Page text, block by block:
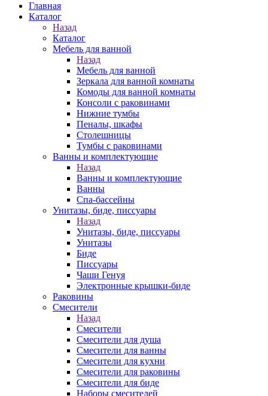
Главная
Каталог
Назад
Каталог
Мебель для ванной
Назад
Мебель для ванной
Зеркала для ванной комнаты
Комоды для ванной комнаты
Консоли с раковинами
Нижние тумбы
Пеналы, шкафы
Столешницы
Тумбы с раковинами
Ванны и комплектующие
Назад
Ванны и комплектующие
Ванны
Спа-бассейны
Унитазы, биде, писсуары
Назад
Унитазы, биде, писсуары
Унитазы
Биде
Писсуары
Чаши Генуя
Электронные крышки-биде
Раковины
Смесители
Назад
Смесители
Смесители для душа
Смесители для ванны
Смесители для кухни
Смесители для раковины
Смесители для биде
Наборы смесителей